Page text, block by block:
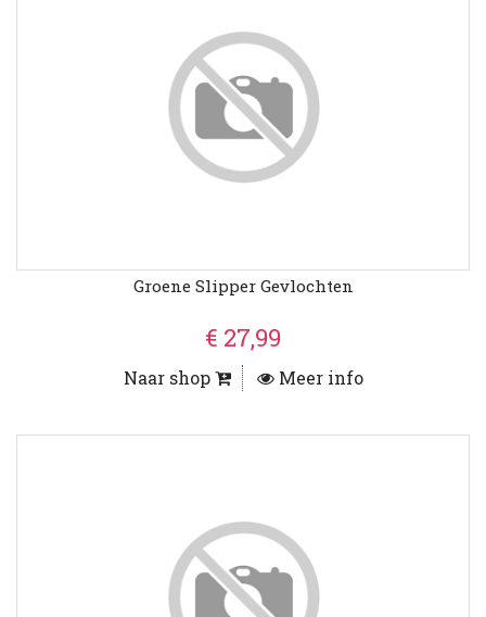
Groene Slipper Gevlochten
€ 27,99
Naar shop Meer info